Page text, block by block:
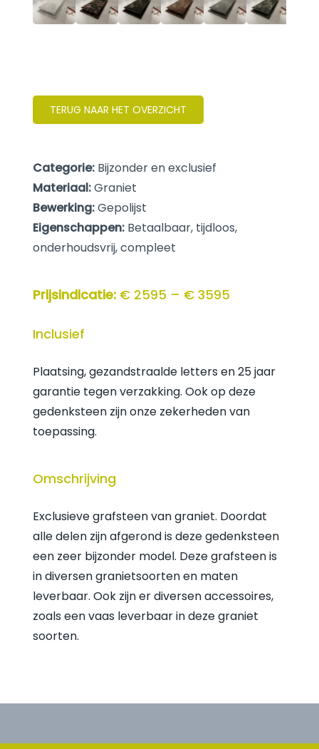
TERUG NAAR HET OVERZICHT
Categorie: Bijzonder en exclusief
Materiaal:Graniet
Bewerking:Gepolijst
Eigenschappen: Betaalbaar, tijdloos,
onderhoudsvrij, compleet
Prijsindicatie: € 2595 – € 3595
Inclusief
Plaatsing, gezandstraalde letters en 25 jaar
garantie tegen verzakking. Ook op deze
gedenksteen zijn onze zekerheden van
toepassing.
Omschrijving
Exclusieve grafsteen van graniet. Doordat
alle delen zijn afgerond is deze gedenksteen
een zeer bijzonder model. Deze grafsteen is
in diversen granietsoorten en maten
leverbaar. Ook zijn er diversen accessoires,
zoals een vaas leverbaar in deze graniet
soorten.